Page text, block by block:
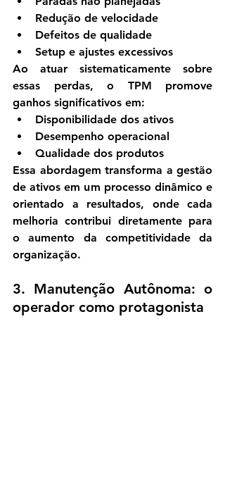
Redução de velocidade
Defeitos de qualidade
Setup e ajustes excessivos
Ao atuar sistematicamente sobre
essas perdas, o TPM promove
ganhos significativos em:
Disponibilidade dos ativos
Desempenho operacional
Qualidade dos produtos
Essa abordagem transforma a gestão
de ativos em um processo dinâmico e
orientado a resultados, onde cada
melhoria contribui diretamente para
o aumento da competitividade da
organização.
3. Manutenção Autônoma: o
operador como protagonista